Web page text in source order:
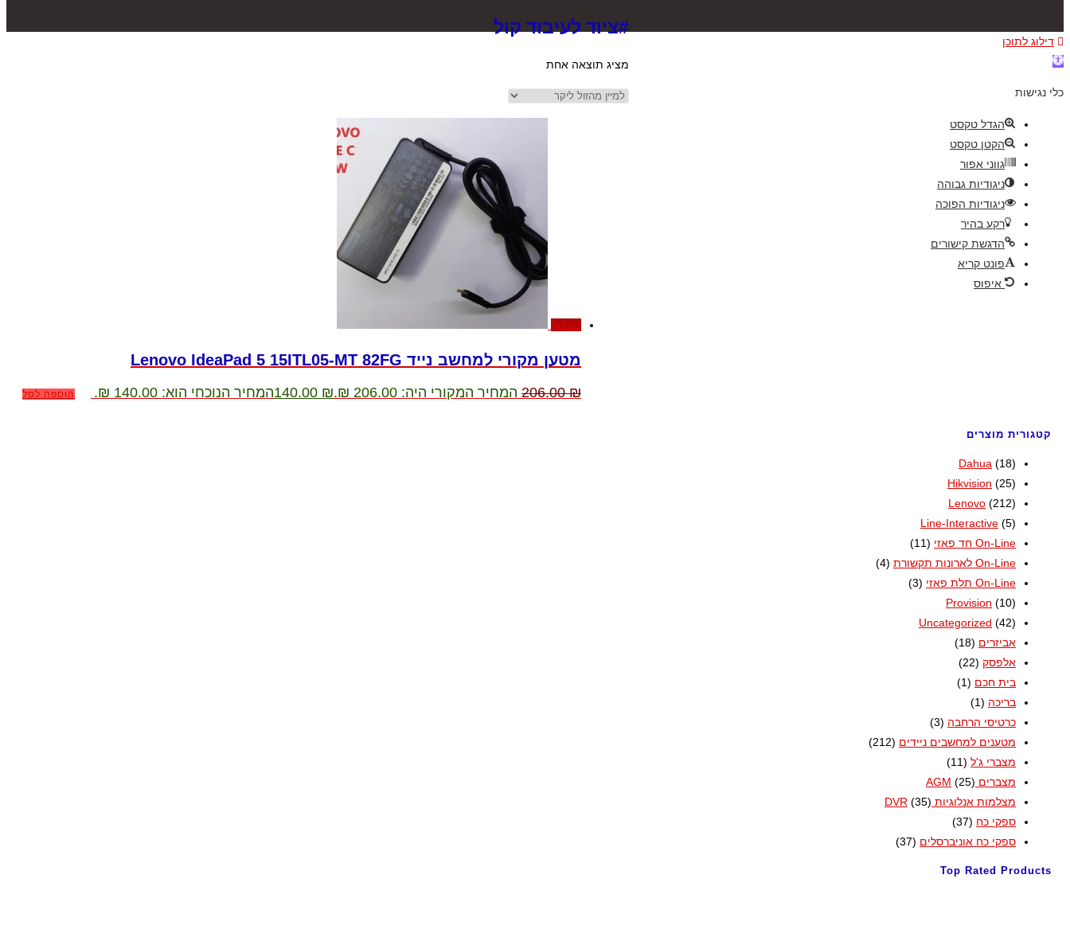
#ציוד לעיבוד קול
מציג תוצאה אחת
מבצע!
מטען מקורי למחשב נייד Lenovo IdeaPad 5 15ITL05-MT 82FG
206.00₪ המחיר המקורי היה: 206.00 ₪. 140.00 ₪ המחיר הנוכחי הוא: 140.00 ₪. הוספה לסל
קטגורית מוצרים
Dahua (18)
Hikvision (25)
Lenovo (212)
Line-Interactive (5)
On-Line חד פאזי
(11)
On-Line לארונות תקשורת
(4)
On-Line תלת פאזי
(3)
Provision (10)
Uncategorized (42)
אביזרים (18)
אלפסק (22)
בית חכם (1)
בריכה (1)
כרטיסי הרחבה (3)
מטענים למחשבים ניידים (212)
מצברי ג'ל (11)
מצברים AGM (25)
מצלמות אנלוגיות DVR (35)
ספקי כח (37)
ספקי כח אוניברסלים (37)
Top Rated Products
דילוג לתוכן
פתח
נגישות
כלי נגישות
הגדל טקסט
הקטן טקסט
גווני אפור
ניגודיות גבוהה
ניגודיות הפוכה
רקע בהיר
הדגשת קישורים
פונט קריא
איפוס